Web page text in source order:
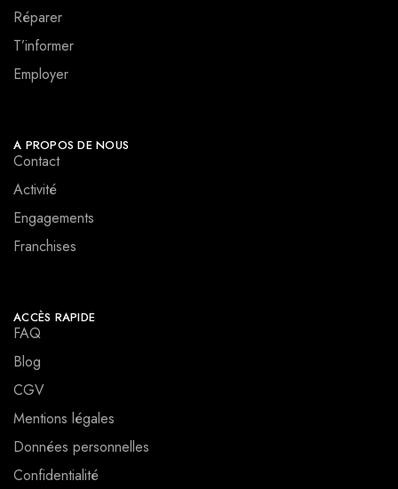
Réparer
T’informer
Employer
A PROPOS DE NOUS
Contact
Activité
Engagements
Franchises
ACCÈS RAPIDE
FAQ
Blog
CGV
Mentions légales
Données personnelles
Confidentialité